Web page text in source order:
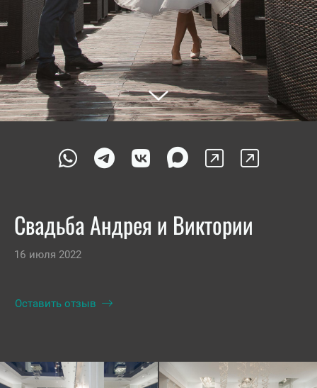
Свадьба Андрея и Виктории
16 июля 2022
Оставить отзыв